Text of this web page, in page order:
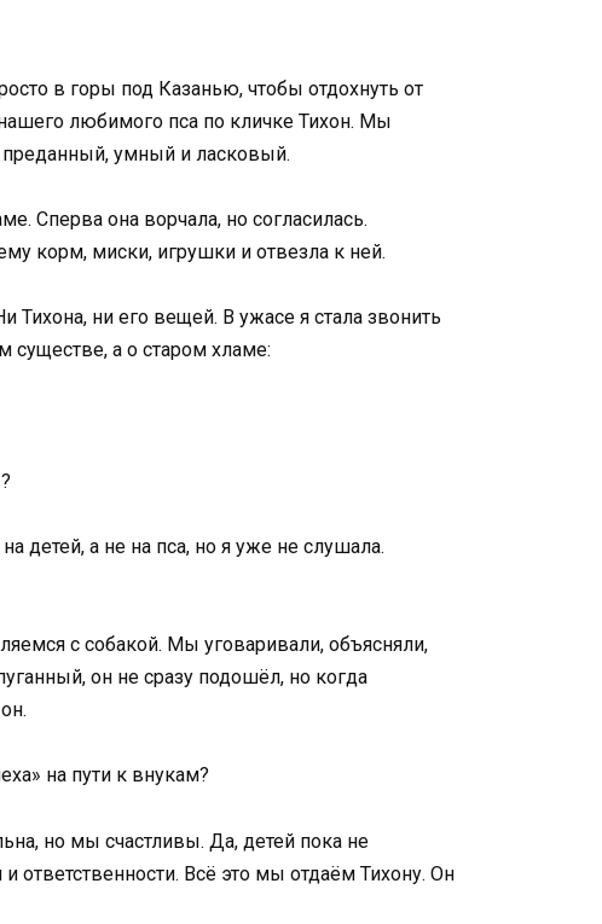
в горы под Казанью, чтобы отдохнуть от
любимого пса по кличке Тихон. Мы
преданный, умный и ласковый.
Сперва она ворчала, но согласилась.
корм, миски, игрушки и отвезла к ней.
ни его вещей. В ужасе я стала звонить
существе, а о старом хламе:
детей, а не на пса, но я уже не слушала.
с собакой. Мы уговаривали, объясняли,
он не сразу подошёл, но когда
на пути к внукам?
но мы счастливы. Да, детей пока не
ответственности. Всё это мы отдаём Тихону. Он